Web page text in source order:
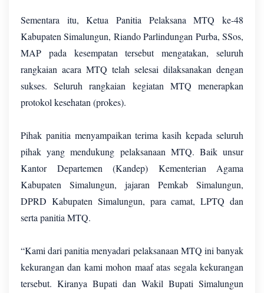
Sementara itu, Ketua Panitia Pelaksana MTQ ke-48
Kabupaten Simalungun, Riando Parlindungan Purba, SSos,
MAP pada kesempatan tersebut mengatakan, seluruh
rangkaian acara MTQ telah selesai dilaksanakan dengan
sukses. Seluruh rangkaian kegiatan MTQ menerapkan
protokol kesehatan (prokes).
Pihak panitia menyampaikan terima kasih kepada seluruh
pihak yang mendukung pelaksanaan MTQ. Baik unsur
Kantor Departemen (Kandep) Kementerian Agama
Kabupaten Simalungun, jajaran Pemkab Simalungun,
DPRD Kabupaten Simalungun, para camat, LPTQ dan
serta panitia MTQ.
“Kami dari panitia menyadari pelaksanaan MTQ ini banyak
kekurangan dan kami mohon maaf atas segala kekurangan
tersebut. Kiranya Bupati dan Wakil Bupati Simalungun